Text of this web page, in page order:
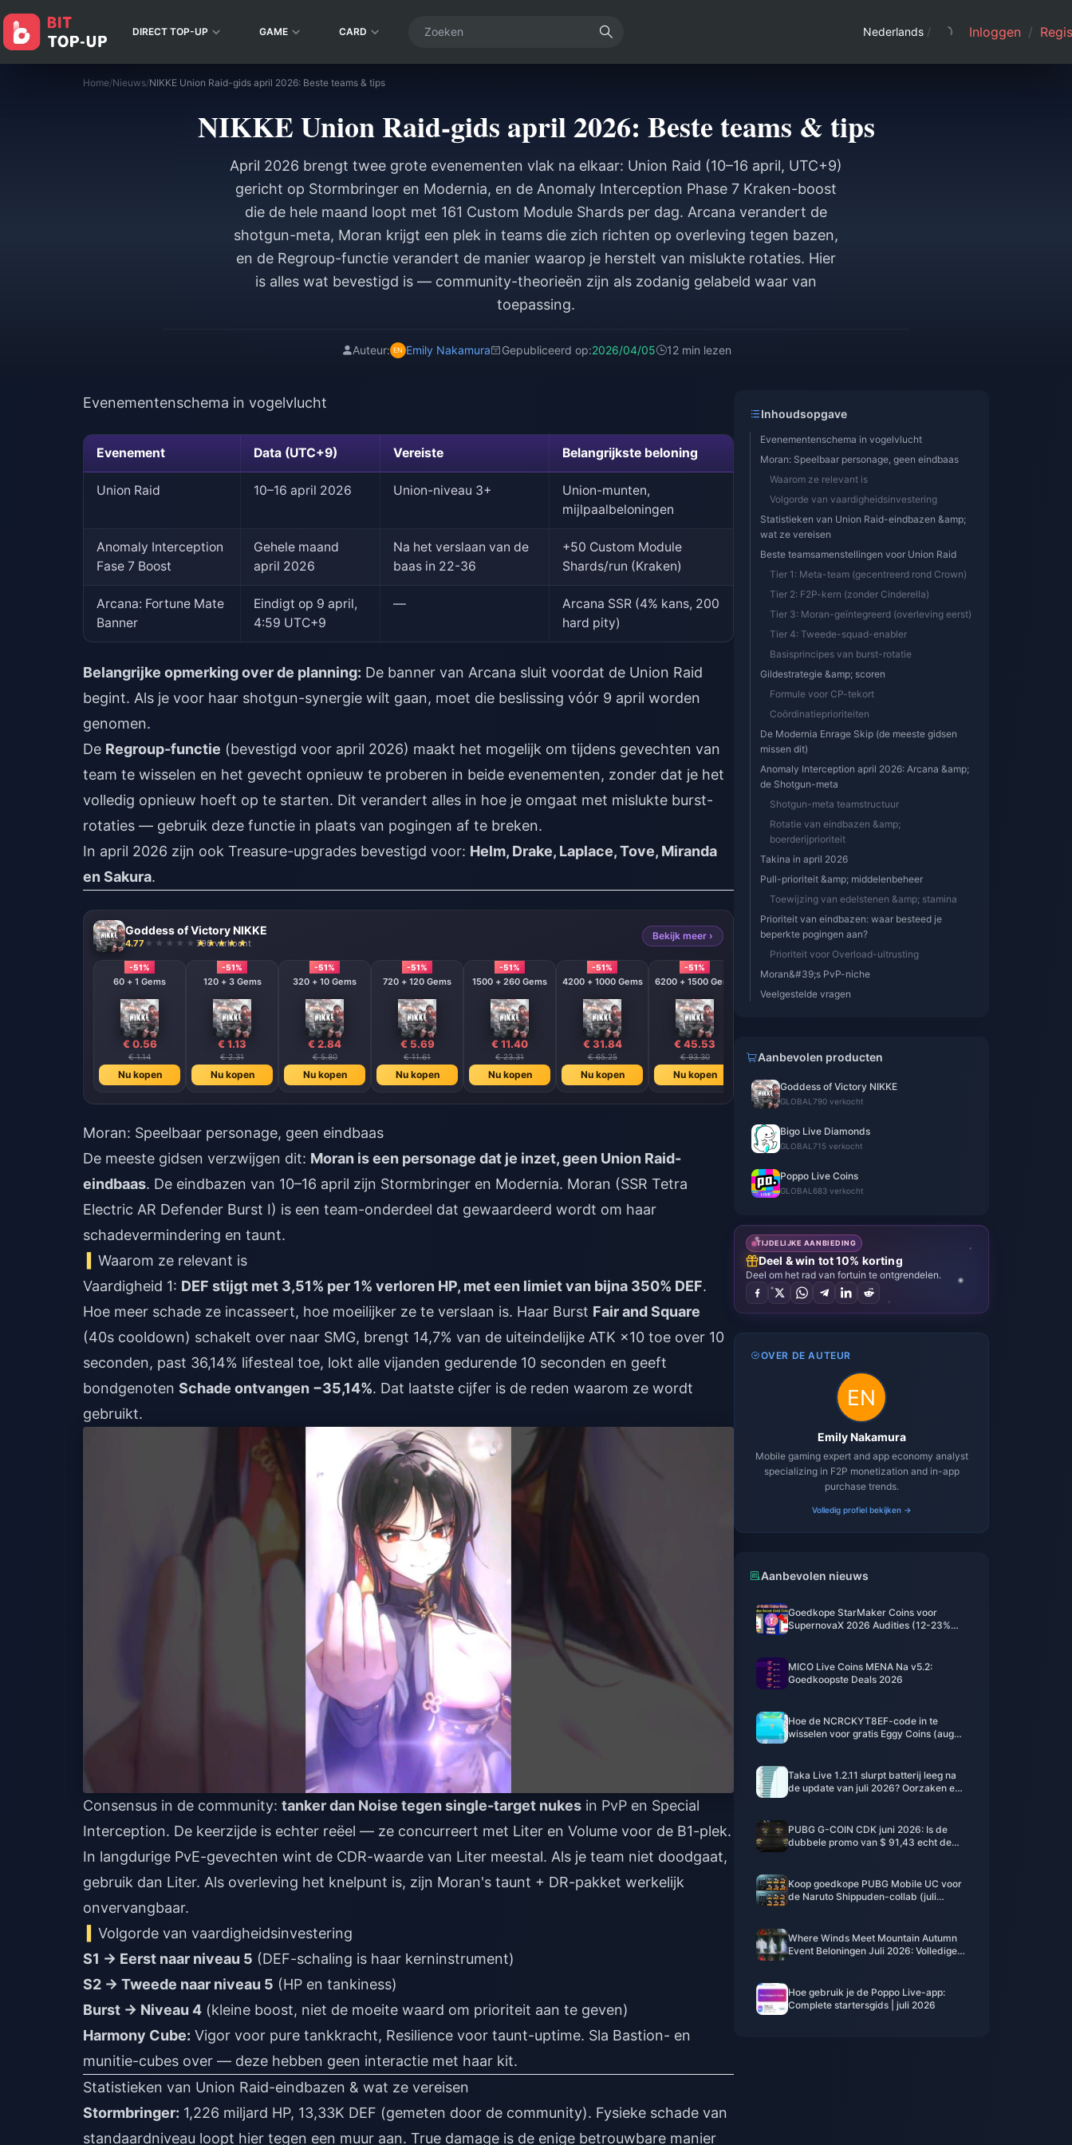
DIRECT TOP-UP GAME CARD Nederlands / Inloggen /
Home/Nieuws/NIKKE Union Raid-gids april 2026: Beste teams & tips
NIKKE Union Raid-gids april 2026: Beste teams & tips
April 2026 brengt twee grote evenementen vlak na elkaar: Union Raid (10–16 april, UTC+9)
gericht op Stormbringer en Modernia, en de Anomaly Interception Phase 7 Kraken-boost
die de hele maand loopt met 161 Custom Module Shards per dag. Arcana verandert de
shotgun-meta, Moran krijgt een plek in teams die zich richten op overleving tegen bazen,
en de Regroup-functie verandert de manier waarop je herstelt van mislukte rotaties. Hier
is alles wat bevestigd is — community-theorieën zijn als zodanig gelabeld waar van
toepassing.
Auteur: Emily Nakamura Gepubliceerd op:2026/04/05 12 min lezen
Evenementenschema in vogelvlucht
Evenement Data (UTC+9) Vereiste Belangrijkste beloning
Union Raid 10–16 april 2026 Union-niveau 3+
Union-munten,
mijlpaalbeloningen
Anomaly Interception
Fase 7 Boost
Gehele maand
april 2026
Na het verslaan van de
baas in 22-36
+50 Custom Module
Shards/run (Kraken)
Arcana: Fortune Mate
Banner
Eindigt op 9 april,
4:59 UTC+9
—
Arcana SSR (4% kans, 200
hard pity)
Belangrijke opmerking over de planning: De banner van Arcana sluit voordat de Union Raid
begint. Als je voor haar shotgun-synergie wilt gaan, moet die beslissing vóór 9 april worden
genomen.
De Regroup-functie (bevestigd voor april 2026) maakt het mogelijk om tijdens gevechten van
team te wisselen en het gevecht opnieuw te proberen in beide evenementen, zonder dat je het
volledig opnieuw hoeft op te starten. Dit verandert alles in hoe je omgaat met mislukte burst-
rotaties — gebruik deze functie in plaats van pogingen af te breken.
In april 2026 zijn ook Treasure-upgrades bevestigd voor: Helm, Drake, Laplace, Tove, Miranda
en Sakura.
Goddess of Victory NIKKE
4.77 790 verkocht
Bekijk meer ›
-51%
60 + 1 Gems
€ 0.56
€ 1.14
Nu kopen
-51%
120 + 3 Gems
€ 1.13
€ 2.31
Nu kopen
-51%
320 + 10 Gems
€ 2.84
€ 5.80
Nu kopen
-51%
720 + 120 Gems
€ 5.69
€ 11.61
Nu kopen
-51%
1500 + 260 Gems
€ 11.40
€ 23.31
Nu kopen
-51%
4200 + 1000 Gems
€ 31.84
€ 65.25
Nu kopen
-51%
6200 + 1500 Gems
€ 45.53
€ 93.30
Nu kopen
Moran: Speelbaar personage, geen eindbaas
De meeste gidsen verzwijgen dit: Moran is een personage dat je inzet, geen Union Raid-
eindbaas. De eindbazen van 10–16 april zijn Stormbringer en Modernia. Moran (SSR Tetra
Electric AR Defender Burst I) is een team-onderdeel dat gewaardeerd wordt om haar
schadevermindering en taunt.
Waarom ze relevant is
Vaardigheid 1: DEF stijgt met 3,51% per 1% verloren HP, met een limiet van bijna 350% DEF.
Hoe meer schade ze incasseert, hoe moeilijker ze te verslaan is. Haar Burst Fair and Square
(40s cooldown) schakelt over naar SMG, brengt 14,7% van de uiteindelijke ATK ×10 toe over 10
seconden, past 36,14% lifesteal toe, lokt alle vijanden gedurende 10 seconden en geeft
bondgenoten Schade ontvangen −35,14%. Dat laatste cijfer is de reden waarom ze wordt
gebruikt.
Consensus in de community: tanker dan Noise tegen single-target nukes in PvP en Special
Interception. De keerzijde is echter reëel — ze concurreert met Liter en Volume voor de B1-plek.
In langdurige PvE-gevechten wint de CDR-waarde van Liter meestal. Als je team niet doodgaat,
gebruik dan Liter. Als overleving het knelpunt is, zijn Moran's taunt + DR-pakket werkelijk
onvervangbaar.
Volgorde van vaardigheidsinvestering
S1 → Eerst naar niveau 5 (DEF-schaling is haar kerninstrument)
S2 → Tweede naar niveau 5 (HP en tankiness)
Burst → Niveau 4 (kleine boost, niet de moeite waard om prioriteit aan te geven)
Harmony Cube: Vigor voor pure tankkracht, Resilience voor taunt-uptime. Sla Bastion- en
munitie-cubes over — deze hebben geen interactie met haar kit.
Statistieken van Union Raid-eindbazen & wat ze vereisen
Stormbringer: 1,226 miljard HP, 13,33K DEF (gemeten door de community). Fysieke schade van
standaardniveau loopt hier tegen een muur aan. True damage is de enige betrouwbare manier
Inhoudsopgave
Evenementenschema in vogelvlucht
Moran: Speelbaar personage, geen eindbaas
Waarom ze relevant is
Volgorde van vaardigheidsinvestering
Statistieken van Union Raid-eindbazen &amp;
wat ze vereisen
Beste teamsamenstellingen voor Union Raid
Tier 1: Meta-team (gecentreerd rond Crown)
Tier 2: F2P-kern (zonder Cinderella)
Tier 3: Moran-geïntegreerd (overleving eerst)
Tier 4: Tweede-squad-enabler
Basisprincipes van burst-rotatie
Gildestrategie &amp; scoren
Formule voor CP-tekort
Coördinatieprioriteiten
De Modernia Enrage Skip (de meeste gidsen
missen dit)
Anomaly Interception april 2026: Arcana &amp;
de Shotgun-meta
Shotgun-meta teamstructuur
Rotatie van eindbazen &amp;
boerderijprioriteit
Takina in april 2026
Pull-prioriteit &amp; middelenbeheer
Toewijzing van edelstenen &amp; stamina
Prioriteit van eindbazen: waar besteed je
beperkte pogingen aan?
Prioriteit voor Overload-uitrusting
Moran&#39;s PvP-niche
Veelgestelde vragen
Aanbevolen producten
Goddess of Victory NIKKE
GLOBAL 790 verkocht
Bigo Live Diamonds
GLOBAL 715 verkocht
Poppo Live Coins
GLOBAL 683 verkocht
TIJDELIJKE AANBIEDING
Deel & win tot 10% korting
Deel om het rad van fortuin te ontgrendelen.
OVER DE AUTEUR
Emily Nakamura
Mobile gaming expert and app economy analyst
specializing in F2P monetization and in-app
purchase trends.
Volledig profiel bekijken →
Aanbevolen nieuws
Goedkope StarMaker Coins voor
SupernovaX 2026 Audities (12-23%
MICO Live Coins MENA Na v5.2:
Goedkoopste Deals 2026
Hoe de NCRCKYT8EF-code in te
wisselen voor gratis Eggy Coins (aug
Taka Live 1.2.11 slurpt batterij leeg na
de update van juli 2026? Oorzaken en
PUBG G-COIN CDK juni 2026: Is de
dubbele promo van $ 91,43 echt de
Koop goedkope PUBG Mobile UC voor
de Naruto Shippuden-collab (juli
Where Winds Meet Mountain Autumn
Event Beloningen Juli 2026: Volledige
Hoe gebruik je de Poppo Live-app:
Complete startersgids | juli 2026